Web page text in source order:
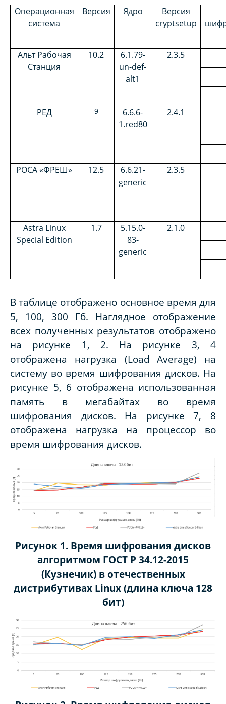
Операционная
система
Версия Ядро
Версия
cryptsetup
Альт Рабочая
Станция
10.2
6.1.79-
un-def-
alt1
2.3.5
РЕД 9
6.6.6-
1.red80
2.4.1
РОСА «ФРЕШ» 12.5
6.6.21-
generic
2.3.5
Astra Linux
Special Edition
1.7
5.15.0-
83-
generic
2.1.0
В таблице отображено основное время для
5, 100, 300 Гб. Наглядное отображение
всех полученных результатов отображено
на рисунке 1, 2. На рисунке 3, 4
отображена нагрузка (Load Average) на
систему во время шифрования дисков. На
рисунке 5, 6 отображена использованная
память в мегабайтах во время
шифрования дисков. На рисунке 7, 8
отображена нагрузка на процессор во
время шифрования дисков.
Рисунок 1. Время шифрования дисков
алгоритмом ГОСТ Р 34.12-2015
(Кузнечик) в отечественных
дистрибутивах Linux (длина ключа 128
бит)